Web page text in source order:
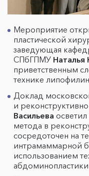
Мероприятие
пластической
заведующая
СПбГПМУ Наталья
приветственным
технике
Доклад
и
Васильева
метода в
сосредоточен на
интрамаммарной
использованием